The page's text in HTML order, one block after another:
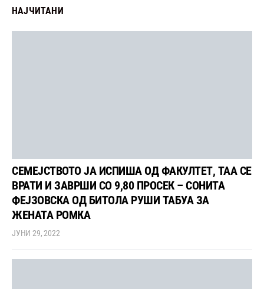
НАЈЧИТАНИ
СЕМЕЈСТВОТО ЈА ИСПИША ОД ФАКУЛТЕТ, ТАА СЕ
ВРАТИ И ЗАВРШИ СО 9,80 ПРОСЕК – СОНИТА
ФЕЈЗОВСКА ОД БИТОЛА РУШИ ТАБУА ЗА
ЖЕНАТА РОМКА
ЈУНИ 29, 2022